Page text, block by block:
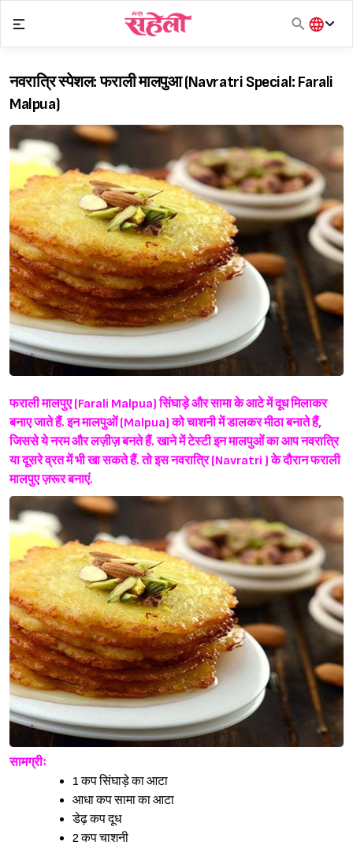
content
हिंदी
मराठी
नवरात्रि स्पेशल: फराली मालपुआ (Navratri Special: Farali
Malpua)
फराली मालपुए (Farali Malpua) सिंघाड़े और सामा के आटे में दूध मिलाकर
बनाए जाते हैं. इन मालपुओं (Malpua) को चाशनी में डालकर मीठा बनाते हैं,
जिससे ये नरम और लज़ीज़ बनते हैं. खाने में टेस्टी इन मालपुओं का आप नवरात्रि
या दूसरे व्रत में भी खा सकते हैं. तो इस नवरात्रि (Navratri ) के दौरान फराली
मालपुए ज़रूर बनाएं.
सामग्रीः
1 कप सिंघाड़े का आटा
आधा कप सामा का आटा
डेढ़ कप दूध
2 कप चाशनी